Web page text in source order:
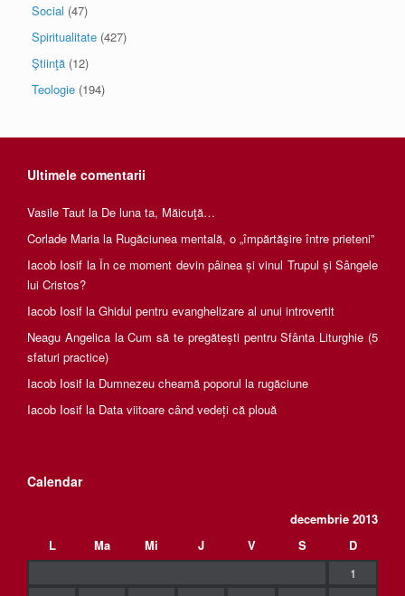
Social (47)
Spiritualitate (427)
Ştiinţă (12)
Teologie (194)
Ultimele comentarii
Vasile Taut la De luna ta, Măicuţă…
Corlade Maria la Rugăciunea mentală, o „împărtăşire între prieteni”
Iacob Iosif la În ce moment devin pâinea și vinul Trupul și Sângele
lui Cristos?
Iacob Iosif la Ghidul pentru evanghelizare al unui introvertit
Neagu AngelicalaCum să te pregătești pentru Sfânta Liturghie (5
sfaturi practice)
Iacob Iosif la Dumnezeu cheamă poporul la rugăciune
Iacob Iosif la Data viitoare când vedeți că plouă
Calendar
decembrie 2013
L
Ma Mi J V S
D
1